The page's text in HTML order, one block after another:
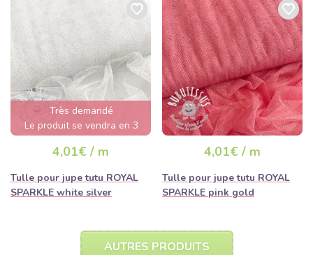
Très demandé
Le produit se vendra en 3
jours
4,01€ / m
Tulle pour jupe tutu ROYAL
SPARKLE white silver
4,01€ / m
Tulle pour jupe tutu ROYAL
SPARKLE pink gold
AUTRES PRODUITS